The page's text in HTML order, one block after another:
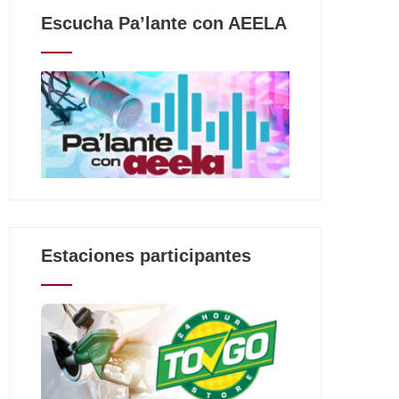
Escucha Pa’lante con AEELA
Estaciones participantes